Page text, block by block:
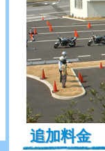
追加料金